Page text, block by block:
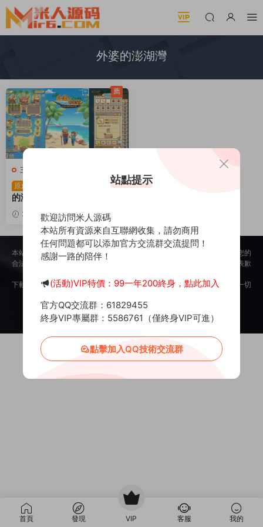
外婆的澎湖灣
三網H5小遊戲
原創
三網H5小遊戲【外婆
的澎湖灣】Win一鍵服務端+
Linux手工服務端+視頻架設
教程
2026-03-03 316 30
薦
本站所提供的内容均來自公開網絡收集、轉發、二次開發而來，若侵犯了您的
合法權益，請來信通知我們，我們會及時删除，給您帶來的不便，我們深表歉
下載用戶僅供學習交流，若使用商業用途，請購買正版授權，否則産生的一切
Copyright © 2012-2025 MiR6.COMAll Rights Reserved
投訴郵箱： Mail@Mir6.com 蜀ICP備2022016462号-2
首頁 發現 VIP 客服 我的
站點提示
歡迎訪問米人源碼
本站所有資源來自互聯網收集，請勿商用
任何問題都可以添加官方交流群交流提問！
感謝一路的陪伴！
(活動)VIP特價：99一年200終身，點此加入
官方QQ交流群：61829455
終身VIP專屬群：5586761（僅終身VIP可進）
點擊加入QQ技術交流群